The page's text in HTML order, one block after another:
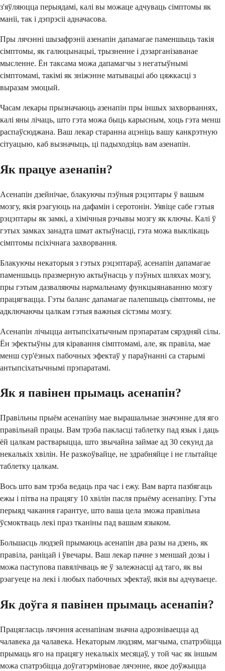
з'яўляюцца перыядамі, калі вы можаце адчуваць сімптомы як
маніі, так і дэпрэсіі адначасова.
Пры лячэнні шызафрэніі азенапін дапамагае паменшыць такія
сімптомы, як галюцынацыі, трызненне і дэзарганізаванае
мысленне. Ён таксама можа дапамагчы з негатыўнымі
сімптомамі, такімі як зніжэнне матывацыі або цяжкасці з
выразам эмоцый.
Часам лекары прызначаюць азенапін пры іншых захворваннях,
калі яны лічаць, што гэта можа быць карысным, хоць гэта менш
распаўсюджана. Ваш лекар старанна ацэніць вашу канкрэтную
сітуацыю, каб вызначыць, ці падыходзіць вам азенапін.
Як працуе азенапін?
Асенапін дзейнічае, блакуючы пэўныя рэцэптары ў вашым
мозгу, якія рэагуюць на дафамін і серотонін. Уявіце сабе гэтыя
рэцэптары як замкі, а хімічныя рэчывы мозгу як ключы. Калі ў
гэтых замках занадта шмат актыўнасці, гэта можа выклікаць
сімптомы псіхічнага захворвання.
Блакуючы некаторыя з гэтых рэцэптараў, асенапін дапамагае
паменшыць празмерную актыўнасць у пэўных шляхах мозгу,
пры гэтым дазваляючы нармальнаму функцыянаванню мозгу
працягвацца. Гэты баланс дапамагае палепшыць сімптомы, не
адключаючы цалкам гэтыя важныя сістэмы мозгу.
Асенапін лічыцца антыпсіхатычным прэпаратам сярэдняй сілы.
Ён эфектыўны для кіравання сімптомамі, але, як правіла, мае
менш сур'ёзных пабочных эфектаў у параўнанні са старымі
антыпсіхатычнымі прэпаратамі.
Як я павінен прымаць асенапін?
Правільны прыём асенапіну мае вырашальнае значэнне для яго
правільнай працы. Вам трэба пакласці таблетку пад язык і даць
ёй цалкам растварыцца, што звычайна займае ад 30 секунд да
некалькіх хвілін. Не разжоўвайце, не здрабняйце і не глытайце
таблетку цалкам.
Вось што вам трэба ведаць пра час і ежу. Вам варта пазбягаць
ежы і пітва на працягу 10 хвілін пасля прыёму асенапіну. Гэты
перыяд чакання гарантуе, што ваша цела зможа правільна
ўсмоктваць лекі праз тканіны пад вашым языком.
Большасць людзей прымаюць асенапін два разы на дзень, як
правіла, раніцай і ўвечары. Ваш лекар пачне з меншай дозы і
можа паступова павялічваць яе ў залежнасці ад таго, як вы
рэагуеце на лекі і любых пабочных эфектаў, якія вы адчуваеце.
Як доўга я павінен прымаць асенапін?
Працягласць лячэння асенапінам значна адрозніваецца ад
чалавека да чалавека. Некаторым людзям, магчыма, спатрэбіцца
прымаць яго на працягу некалькіх месяцаў, у той час як іншым
можа спатрэбіцца доўгатэрміновае лячэнне, якое доўжыцца